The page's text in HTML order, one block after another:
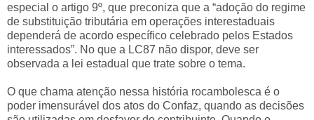
especial o artigo 9º, que preconiza que a “adoção do regime
de substituição tributária em operações interestaduais
dependerá de acordo específico celebrado pelos Estados
interessados”. No que a LC87 não dispor, deve ser
observada a lei estadual que trate sobre o tema.
O que chama atenção nessa história rocambolesca é o
poder imensurável dos atos do Confaz, quando as decisões